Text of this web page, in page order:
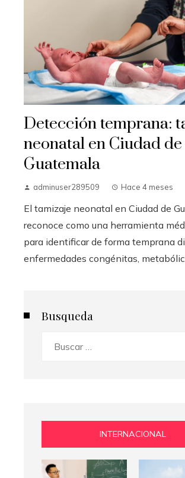
Detección temprana:
neonatal en Ciudad de
Guatemala
adminuser289509 Hace 4 meses
El tamizaje neonatal en Ciudad de
reconoce como una herramienta
para identificar de forma temprana
enfermedades congénitas,
Busqueda
INTERNACIONAL